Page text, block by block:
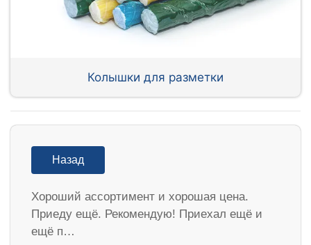
Колышки для разметки
Назад
Хороший ассортимент и хорошая цена.
Приеду ещё. Рекомендую! Приехал ещё и
ещё п…